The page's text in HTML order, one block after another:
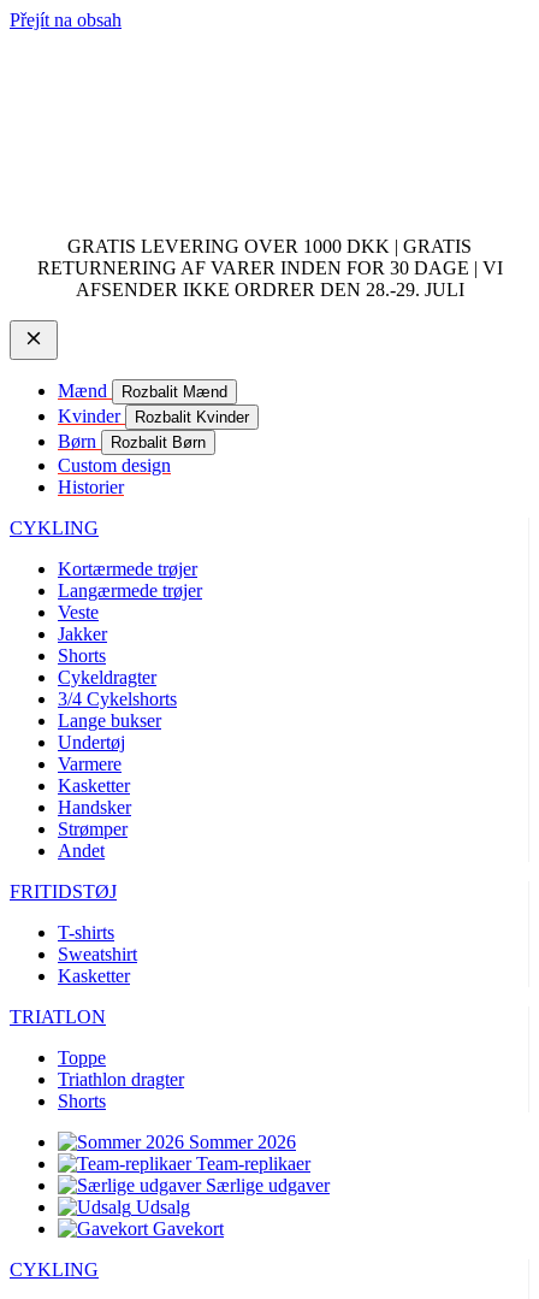
Přejít na obsah
GRATIS LEVERING OVER 1000 DKK | GRATIS
RETURNERING AF VARER INDEN FOR 30 DAGE | VI
AFSENDER IKKE ORDRER DEN 28.-29. JULI
Mænd Rozbalit Mænd
Kvinder Rozbalit Kvinder
Børn Rozbalit Børn
Custom design
Historier
CYKLING
Kortærmede trøjer
Langærmede trøjer
Veste
Jakker
Shorts
Cykeldragter
3/4 Cykelshorts
Lange bukser
Undertøj
Varmere
Kasketter
Handsker
Strømper
Andet
FRITIDSTØJ
T-shirts
Sweatshirt
Kasketter
TRIATLON
Toppe
Triathlon dragter
Shorts
Sommer 2026
Team-replikaer
Særlige udgaver
Udsalg
Gavekort
CYKLING